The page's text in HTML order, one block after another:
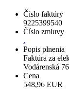
Číslo faktúry
9225399540
Číslo zmluvy
.
Popis plnenia
Faktúra za
Vodárenská 76
Cena
548,96 EUR